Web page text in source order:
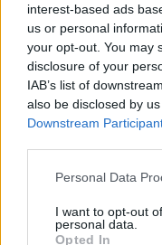
interest-based ads
us or personal
your opt-out. You may
disclosure of your
IAB’s list of
also be disclosed by
Downstream
Personal Data
I want to opt-out
personal data.
Opted In
Ψωρίαση: Τα νέα